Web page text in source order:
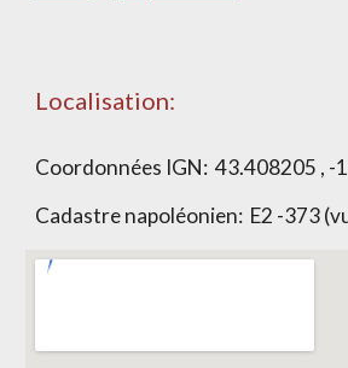
Localisation:
Coordonnées IGN:43.408205 , -
Cadastre napoléonien: E2 -373